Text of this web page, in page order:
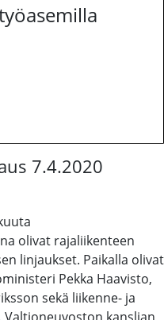
7.4.2020
olivat rajaliikenteen
linjaukset. Paikalla olivat
Pekka Haavisto,
sekä liikenne- ja